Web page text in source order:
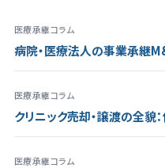
医療承継コラム
病院・医療法人の事業承継
医療承継コラム
クリニック売却・譲渡の全貌
医療承継コラム